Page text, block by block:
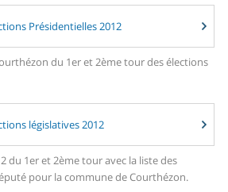
Présidentielles 2012
du 1er et 2ème tour des élections
législatives 2012
du 1er et 2ème tour avec la liste des
pour la commune de Courthézon.